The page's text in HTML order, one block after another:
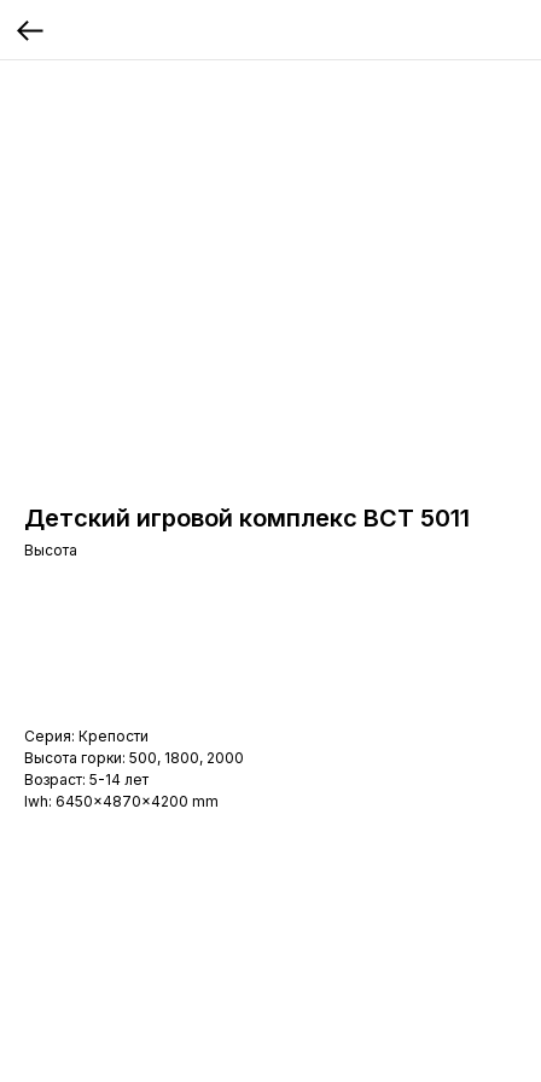
Детский игровой комплекс ВСТ 5011
Высота
Серия: Крепости
Высота горки: 500, 1800, 2000
Возраст: 5-14 лет
lwh: 6450x4870x4200 mm